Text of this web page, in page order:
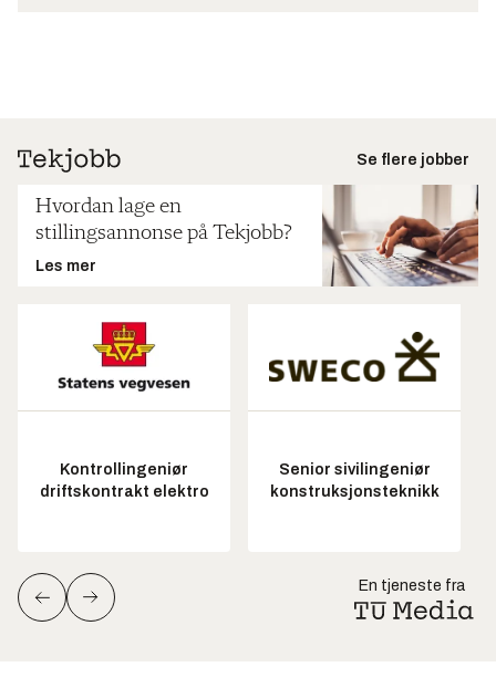
Se flere jobber
Hvordan lage en
stillingsannonse på Tekjobb?
Les mer
Kontrollingeniør
driftskontrakt elektro
Senior sivilingeniør
konstruksjonsteknikk
En tjeneste fra